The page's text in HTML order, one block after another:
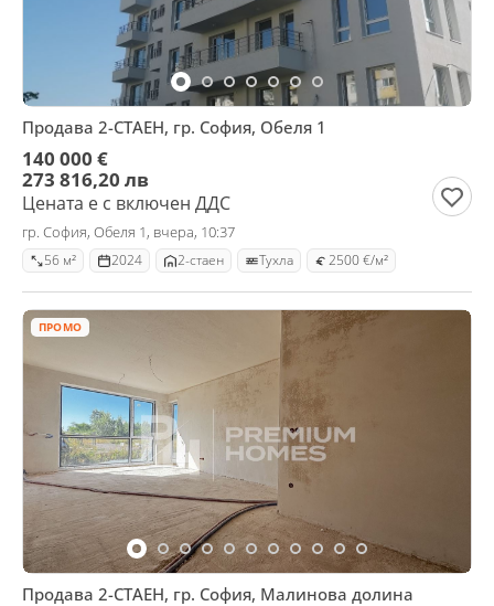
Продава 2-СТАЕН, гр. София, Обеля 1
140 000 €
273 816,20 лв
Цената е с включен ДДС
гр. София, Обеля 1, вчера, 10:37
56 м² 2024 2-стаен Тухла 2500 €/м²
ПРОМО
Продава 2-СТАЕН, гр. София, Малинова долина